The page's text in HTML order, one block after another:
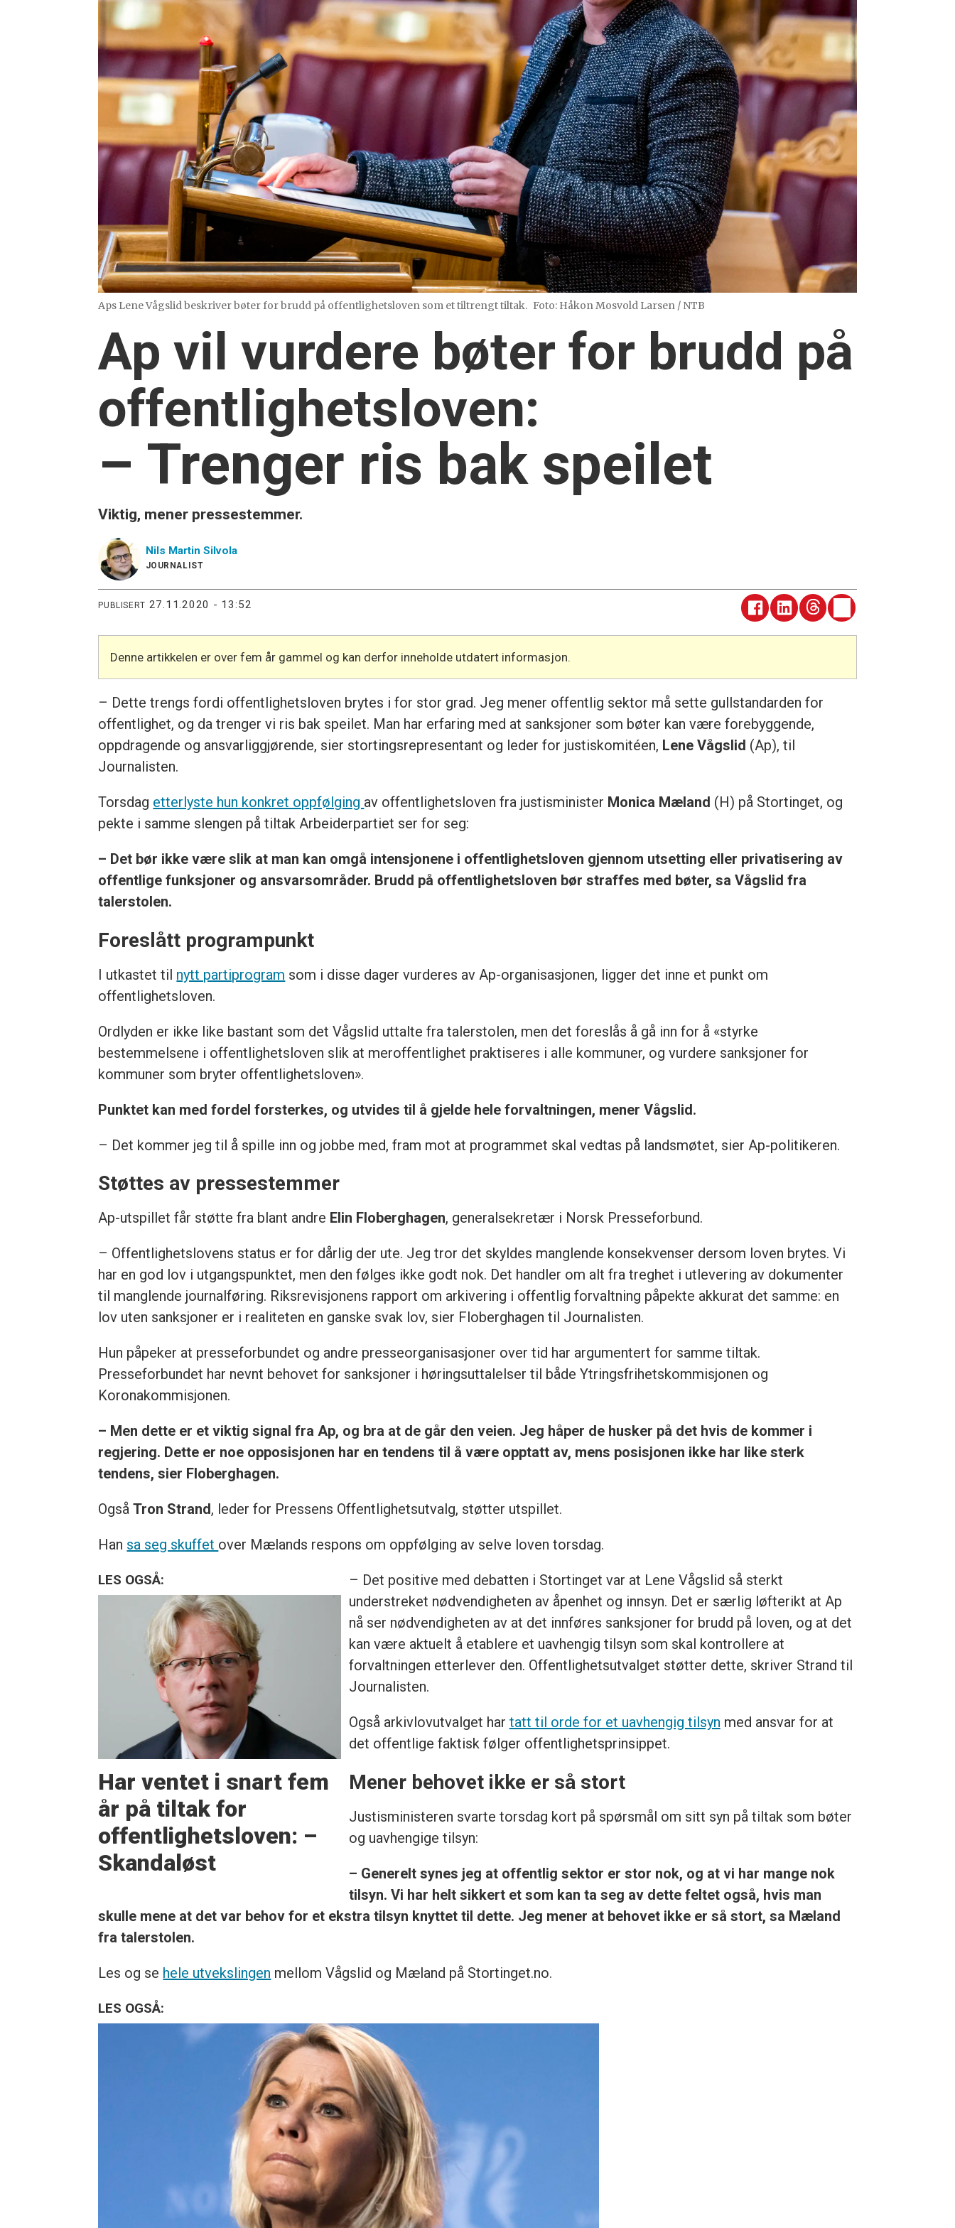
Aps Lene Vågslid beskriver bøter for brudd på offentlighetsloven som et tiltrengt tiltak. Foto: Håkon Mosvold Larsen / NTB
Ap vil vurdere bøter for brudd på
offentlighetsloven:
– Trenger ris bak speilet
Viktig, mener pressestemmer.
Nils Martin Silvola
JOURNALIST
PUBLISERT 27.11.2020 - 13:52
Denne artikkelen er over fem år gammel og kan derfor inneholde utdatert informasjon.
– Dette trengs fordi offentlighetsloven brytes i for stor grad. Jeg mener offentlig sektor må sette gullstandarden for
offentlighet, og da trenger vi ris bak speilet. Man har erfaring med at sanksjoner som bøter kan være forebyggende,
oppdragende og ansvarliggjørende, sier stortingsrepresentant og leder for justiskomitéen, Lene Vågslid (Ap), til
Journalisten.
Torsdag etterlyste hun konkret oppfølging av offentlighetsloven fra justisminister Monica Mæland (H) på Stortinget, og
pekte i samme slengen på tiltak Arbeiderpartiet ser for seg:
– Det bør ikke være slik at man kan omgå intensjonene i offentlighetsloven gjennom utsetting eller privatisering av
offentlige funksjoner og ansvarsområder. Brudd på offentlighetsloven bør straffes med bøter, sa Vågslid fra
talerstolen.
Foreslått programpunkt
I utkastet til nytt partiprogram som i disse dager vurderes av Ap-organisasjonen, ligger det inne et punkt om
offentlighetsloven.
Ordlyden er ikke like bastant som det Vågslid uttalte fra talerstolen, men det foreslås å gå inn for å «styrke
bestemmelsene i offentlighetsloven slik at meroffentlighet praktiseres i alle kommuner, og vurdere sanksjoner for
kommuner som bryter offentlighetsloven».
Punktet kan med fordel forsterkes, og utvides til å gjelde hele forvaltningen, mener Vågslid.
– Det kommer jeg til å spille inn og jobbe med, fram mot at programmet skal vedtas på landsmøtet, sier Ap-politikeren.
Støttes av pressestemmer
Ap-utspillet får støtte fra blant andre Elin Floberghagen, generalsekretær i Norsk Presseforbund.
– Offentlighetslovens status er for dårlig der ute. Jeg tror det skyldes manglende konsekvenser dersom loven brytes. Vi
har en god lov i utgangspunktet, men den følges ikke godt nok. Det handler om alt fra treghet i utlevering av dokumenter
til manglende journalføring. Riksrevisjonens rapport om arkivering i offentlig forvaltning påpekte akkurat det samme: en
lov uten sanksjoner er i realiteten en ganske svak lov, sier Floberghagen til Journalisten.
Hun påpeker at presseforbundet og andre presseorganisasjoner over tid har argumentert for samme tiltak.
Presseforbundet har nevnt behovet for sanksjoner i høringsuttalelser til både Ytringsfrihetskommisjonen og
Koronakommisjonen.
– Men dette er et viktig signal fra Ap, og bra at de går den veien. Jeg håper de husker på det hvis de kommer i
regjering. Dette er noe opposisjonen har en tendens til å være opptatt av, mens posisjonen ikke har like sterk
tendens, sier Floberghagen.
OgsåTron Strand, leder for Pressens Offentlighetsutvalg, støtter utspillet.
Han sa seg skuffet over Mælands respons om oppfølging av selve loven torsdag.
LES OGSÅ:
Har ventet i snart fem
år på tiltak for
offentlighetsloven: –
Skandaløst
– Det positive med debatten i Stortinget var at Lene Vågslid så sterkt
understreket nødvendigheten av åpenhet og innsyn. Det er særlig løfterikt at Ap
nå ser nødvendigheten av at det innføres sanksjoner for brudd på loven, og at det
kan være aktuelt å etablere et uavhengig tilsyn som skal kontrollere at
forvaltningen etterlever den. Offentlighetsutvalget støtter dette, skriver Strand til
Journalisten.
Også arkivlovutvalget har tatt til orde for et uavhengig tilsyn med ansvar for at
det offentlige faktisk følger offentlighetsprinsippet.
Mener behovet ikke er så stort
Justisministeren svarte torsdag kort på spørsmål om sitt syn på tiltak som bøter
og uavhengige tilsyn:
– Generelt synes jeg at offentlig sektor er stor nok, og at vi har mange nok
tilsyn. Vi har helt sikkert et som kan ta seg av dette feltet også, hvis man
skulle mene at det var behov for et ekstra tilsyn knyttet til dette. Jeg mener at behovet ikke er så stort, sa Mæland
fra talerstolen.
Les og se hele utvekslingen mellom Vågslid og Mæland på Stortinget.no.
LES OGSÅ: